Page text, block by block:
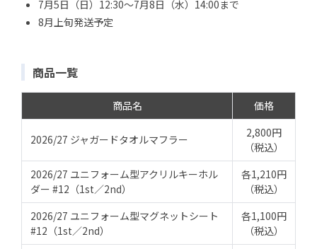
7月5日（日）12:30～7月8日（水）14:00まで
8月上旬発送予定
商品一覧
商品名 価格
2026/27 ジャガードタオルマフラー
2,800円
（税込）
2026/27 ユニフォーム型アクリルキーホル
ダー #12（1st／2nd）
各1,210円
（税込）
2026/27 ユニフォーム型マグネットシート
#12（1st／2nd）
各1,100円
（税込）